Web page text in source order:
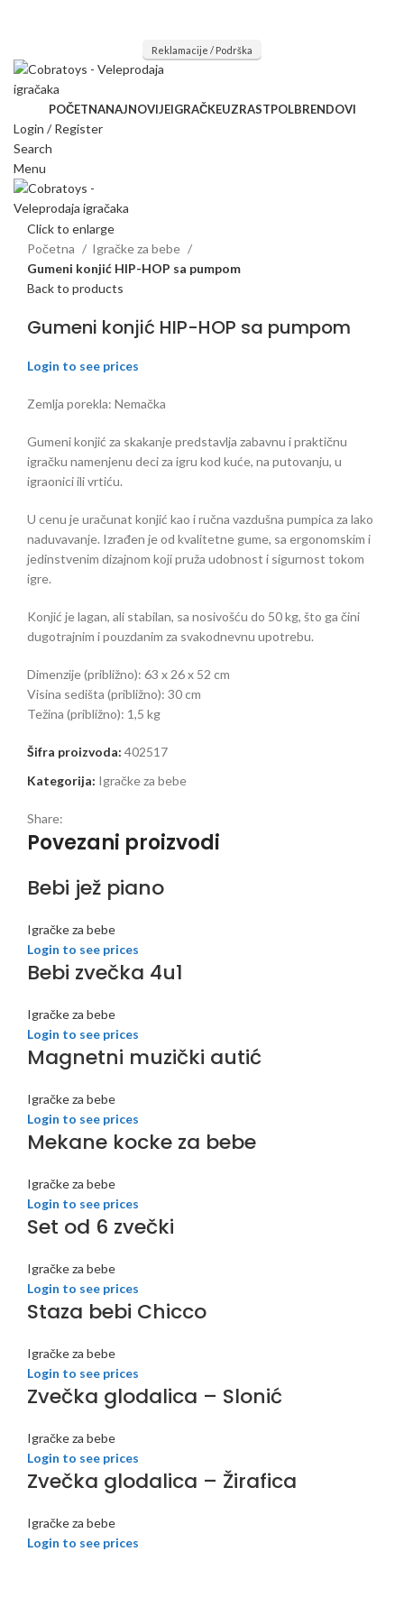
Reklamacije / Podrška
POČETNANAJNOVIJEIGRAČKEUZRASTPOLBRENDOVI
Login / Register
Search
Menu
Click to enlarge
Početna
Igračke za bebe
Gumeni konjić HIP-HOP sa pumpom
Back to products
Gumeni konjić HIP-HOP sa pumpom
Login to see prices
Zemlja porekla: Nemačka
Gumeni konjić za skakanje predstavlja zabavnu i praktičnu
igračku namenjenu deci za igru kod kuće, na putovanju, u
igraonici ili vrtiću.
U cenu je uračunat konjić kao i ručna vazdušna pumpica za lako
naduvavanje. Izrađen je od kvalitetne gume, sa ergonomskim i
jedinstvenim dizajnom koji pruža udobnost i sigurnost tokom
igre.
Konjić je lagan, ali stabilan, sa nosivošću do 50 kg, što ga čini
dugotrajnim i pouzdanim za svakodnevnu upotrebu.
Dimenzije (približno): 63 x 26 x 52 cm
Visina sedišta (približno): 30 cm
Težina (približno): 1,5 kg
Šifra proizvoda: 402517
Kategorija: Igračke za bebe
Share:
Povezani proizvodi
Bebi jež piano
Igračke za bebe
Login to see prices
Bebi zvečka 4u1
Igračke za bebe
Login to see prices
Magnetni muzički autić
Igračke za bebe
Login to see prices
Mekane kocke za bebe
Igračke za bebe
Login to see prices
Set od 6 zvečki
Igračke za bebe
Login to see prices
Staza bebi Chicco
Igračke za bebe
Login to see prices
Zvečka glodalica – Slonić
Igračke za bebe
Login to see prices
Zvečka glodalica – Žirafica
Igračke za bebe
Login to see prices